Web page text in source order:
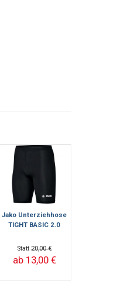
Jako Unterziehhose
TIGHT BASIC 2.0
Statt20,00 €
ab 13,00 €